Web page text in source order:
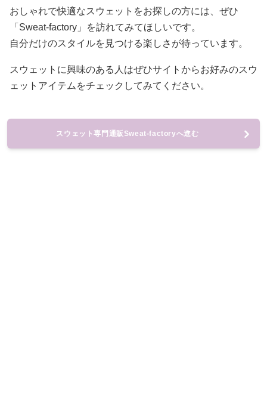
おしゃれで快適なスウェットをお探しの方には、ぜひ
「Sweat-factory」を訪れてみてほしいです。
自分だけのスタイルを見つける楽しさが待っています。
スウェットに興味のある人はぜひサイトからお好みのスウ
ェットアイテムをチェックしてみてください。
スウェット専門通販Sweat-factoryへ進む